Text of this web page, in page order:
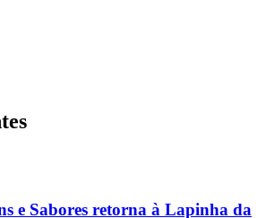
e Sabores retorna à Lapinha da